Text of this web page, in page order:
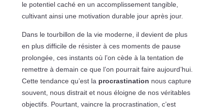
le potentiel caché en un accomplissement tangible,
cultivant ainsi une motivation durable jour après jour.
Dans le tourbillon de la vie moderne, il devient de plus
en plus difficile de résister à ces moments de pause
prolongée, ces instants où l’on cède à la tentation de
remettre à demain ce que l’on pourrait faire aujourd’hui.
Cette tendance qu’est la procrastination nous capture
souvent, nous distrait et nous éloigne de nos véritables
objectifs. Pourtant, vaincre la procrastination, c’est